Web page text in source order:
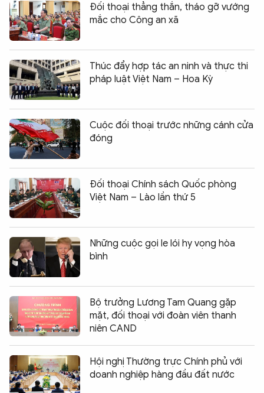
Đối thoại thẳng thắn, tháo gỡ vướng
mắc cho Công an xã
Thúc đẩy hợp tác an ninh và thực thi
pháp luật Việt Nam – Hoa Kỳ
Cuộc đối thoại trước những cánh cửa
đóng
Đối thoại Chính sách Quốc phòng
Việt Nam – Lào lần thứ 5
Những cuộc gọi le lói hy vọng hòa
bình
Bộ trưởng Lương Tam Quang gặp
mặt, đối thoại với đoàn viên thanh
niên CAND
Hội nghị Thường trực Chính phủ với
doanh nghiệp hàng đầu đất nước